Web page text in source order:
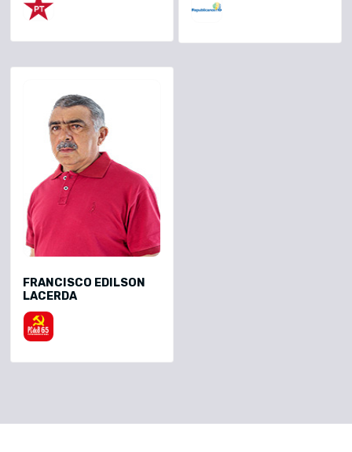
FRANCISCO EDILSON
LACERDA